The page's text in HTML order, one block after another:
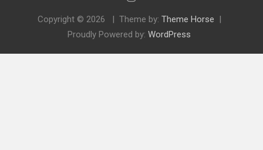
Copyright © 2026 Theme by: Theme Horse
Proudly Powered by: WordPress